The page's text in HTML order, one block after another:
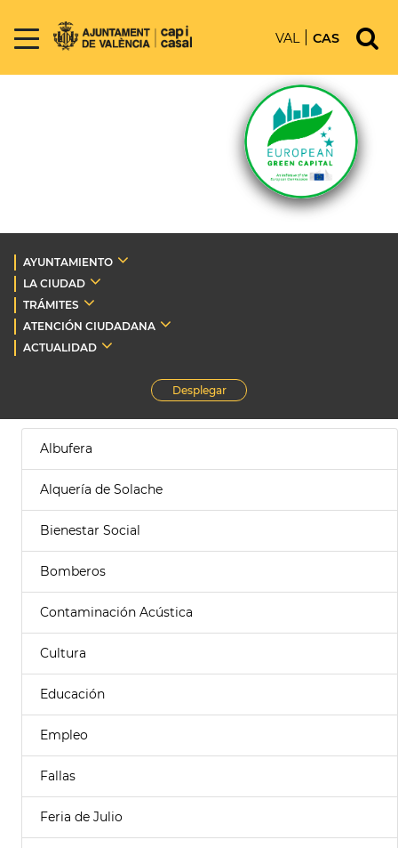
VAL CAS
AYUNTAMIENTO
LA CIUDAD
TRÁMITES
ATENCIÓN CIUDADANA
ACTUALIDAD
Desplegar
Albufera
Alquería de Solache
Bienestar Social
Bomberos
Contaminación Acústica
Cultura
Educación
Empleo
Fallas
Feria de Julio